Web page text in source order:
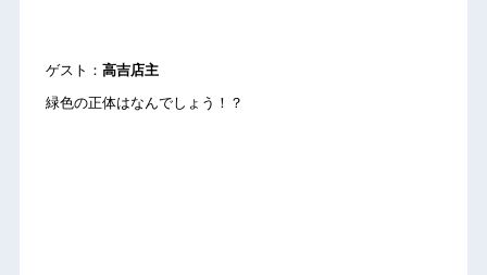
ゲスト： 高吉店主
緑色の正体はなんでしょう！？